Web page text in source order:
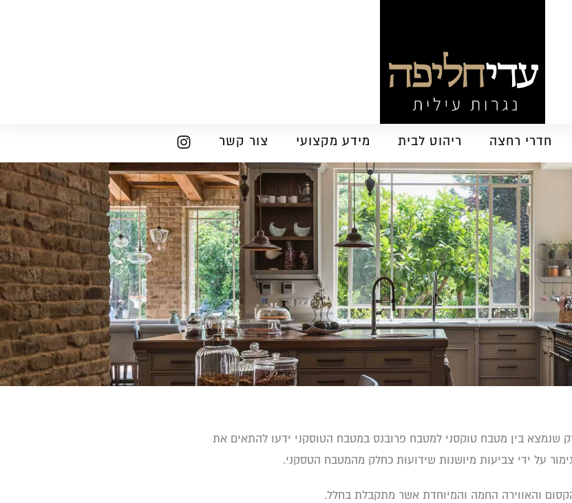
חדרי רחצה ריהוט לבית מידע מקצועי צור קשר
שנמצא בין מטבח טוקסני למטבח פרובנס במטבח הטוסקני ידעו להתאים את
על ידי צביעות מיושנות שידועות כחלק מהמטבח הטסקני.
והאווירה החמה והמיוחדת אשר מתקבלת בחלל.